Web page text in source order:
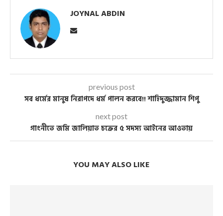
JOYNAL ABDIN
previous post
সব ধর্মের মানুষ নিরাপদে ধর্ম পালন করবে!! শাহিদুজ্জামান শিপু
next post
গাংনীতে জমি জালিয়াত চক্রের ৫ সদস্য আইনের আওতায়
YOU MAY ALSO LIKE